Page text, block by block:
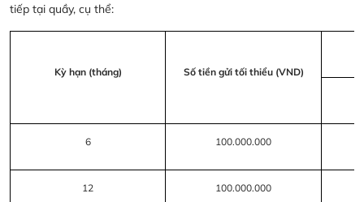
tiếp tại quầy, cụ thể:
Kỳ hạn (tháng) Số tiền gửi tối thiểu (VND)
6 100.000.000
12 100.000.000